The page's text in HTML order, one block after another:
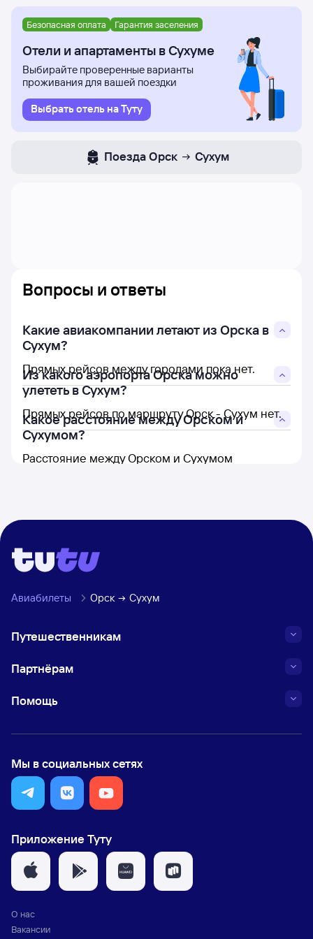
Безопасная оплата Гарантия заселения
Отели и апартаменты в Сухуме
Выбирайте проверенные варианты
проживания для вашей поездки
Выбрать отель на Туту
Поезда Орск Сухум
Вопросы и ответы
Какие авиакомпании летают из Орска в
Сухум?
Прямых рейсов между городами пока нет.
Из какого аэропорта Орска можно
улететь в Сухум?
Прямых рейсов по маршруту Орск - Сухум нет.
Какое расстояние между Орском и
Сухумом?
Расстояние между Орском и Сухумом
Авиабилеты Орск Сухум
Путешественникам
Партнёрам
Помощь
Мы в социальных сетях
Приложение Туту
О нас
Вакансии